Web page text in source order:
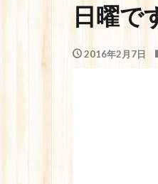
日曜で
2016年2月7日